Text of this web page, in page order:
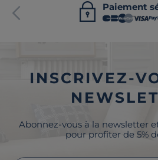
Paiement
INSCRIVEZ-
Abonnez-vous à la newsletter
pour profiter de 5%